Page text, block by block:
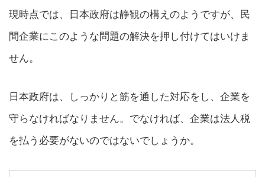
現時点では、日本政府は静観の構えのようですが、民
間企業にこのような問題の解決を押し付けてはいけま
せん。
日本政府は、しっかりと筋を通した対応をし、企業を
守らなければなりません。でなければ、企業は法人税
を払う必要がないのではないでしょうか。